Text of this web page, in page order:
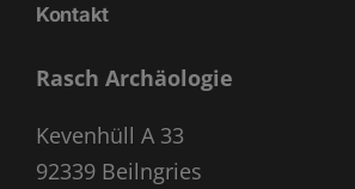
Kontakt
Rasch Archäologie
Kevenhüll A 33
92339 Beilngries